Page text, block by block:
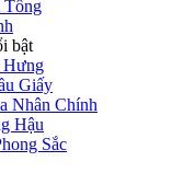
Tông
bật
Hưng
Giấy
Nhân Chính
Hậu
Sắc